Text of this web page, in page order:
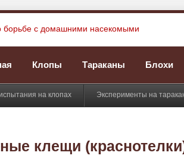
Клопы Тараканы Блохи
на клопах Эксперименты на
клещи